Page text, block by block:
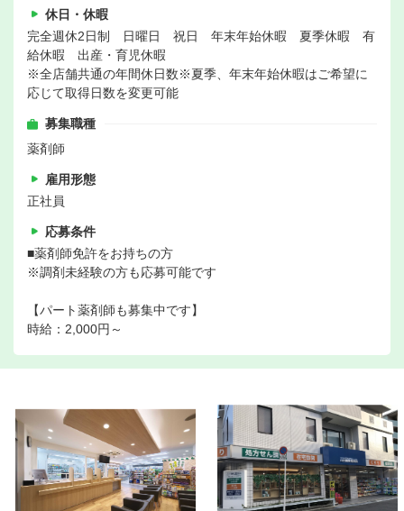
休日・休暇
完全週休2日制 日曜日 祝日 年末年始休暇 夏季休暇 有
給休暇 出産・育児休暇
※全店舗共通の年間休日数※夏季、年末年始休暇はご希望に
応じて取得日数を変更可能
募集職種
薬剤師
雇用形態
正社員
応募条件
■薬剤師免許をお持ちの方
※調剤未経験の方も応募可能です
【パート薬剤師も募集中です】
時給：2,000円～